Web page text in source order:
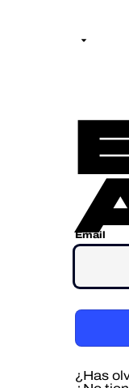
Email
¿Has